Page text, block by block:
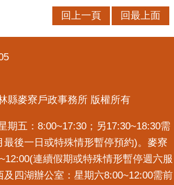
回上一頁 回最上面
縣麥寮戶政事務所 版權所有
期五：8:00~17:30；另17:30~18:30需
後一日或特殊情形暫停預約)。麥寮
連續假期或特殊情形暫停週六服
四湖辦公室：星期六8:00~12:00需前